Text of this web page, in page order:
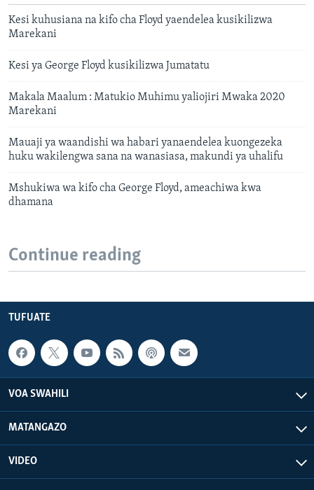
Kesi kuhusiana na kifo cha Floyd yaendelea kusikilizwa
Marekani
Kesi ya George Floyd kusikilizwa Jumatatu
Makala Maalum : Matukio Muhimu yaliojiri Mwaka 2020
Marekani
Mauaji ya waandishi wa habari yanaendelea kuongezeka
huku wakilengwa sana na wanasiasa, makundi ya uhalifu
Mshukiwa wa kifo cha George Floyd, ameachiwa kwa
dhamana
Continue reading
TUFUATE
VOA SWAHILI
MATANGAZO
VIDEO